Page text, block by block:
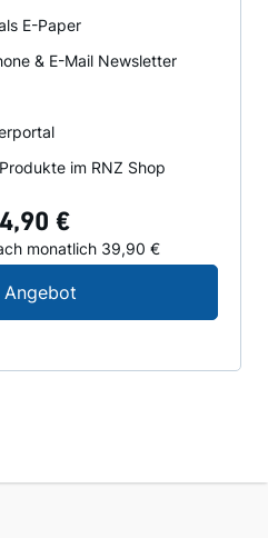
E-Paper
& E-Mail Newsletter
im RNZ Shop
4,90 €
monatlich 39,90 €
AngebotDigital-Angebot für